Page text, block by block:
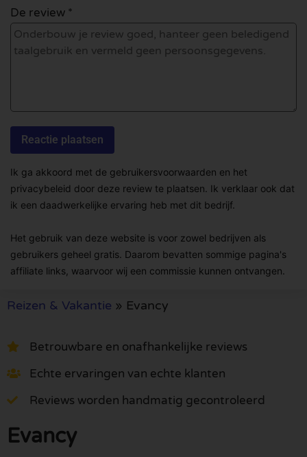
De review *
Ik ga akkoord met de gebruikersvoorwaarden en het
privacybeleid door deze review te plaatsen. Ik verklaar ook dat
ik een daadwerkelijke ervaring heb met dit bedrijf.
Het gebruik van deze website is voor zowel bedrijven als
gebruikers geheel gratis. Daarom bevatten sommige pagina's
affiliate links, waarvoor wij een commissie kunnen ontvangen.
Reizen & Vakantie » Evancy
Betrouwbare en onafhankelijke reviews
Echte ervaringen van echte klanten
Reviews worden handmatig gecontroleerd
Evancy